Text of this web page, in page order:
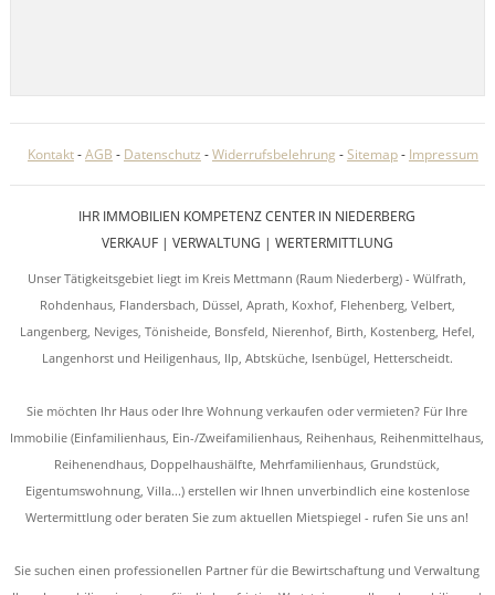
Kontakt-AGB - Datenschutz -Widerrufsbelehrung -Sitemap- Impressum
IHR IMMOBILIEN KOMPETENZ CENTER IN NIEDERBERG
VERKAUF | VERWALTUNG | WERTERMITTLUNG
Unser Tätigkeitsgebiet liegt im Kreis Mettmann (Raum Niederberg) - Wülfrath,
Rohdenhaus, Flandersbach, Düssel, Aprath, Koxhof, Flehenberg, Velbert,
Langenberg, Neviges, Tönisheide, Bonsfeld, Nierenhof, Birth, Kostenberg, Hefel,
Langenhorst und Heiligenhaus, Ilp, Abtsküche, Isenbügel, Hetterscheidt.
Sie möchten Ihr Haus oder Ihre Wohnung verkaufen oder vermieten? Für Ihre
Immobilie (Einfamilienhaus, Ein-/Zweifamilienhaus, Reihenhaus, Reihenmittelhaus,
Reihenendhaus, Doppelhaushälfte, Mehrfamilienhaus, Grundstück,
Eigentumswohnung, Villa...) erstellen wir Ihnen unverbindlich eine kostenlose
Wertermittlung oder beraten Sie zum aktuellen Mietspiegel - rufen Sie uns an!
Sie suchen einen professionellen Partner für die Bewirtschaftung und Verwaltung